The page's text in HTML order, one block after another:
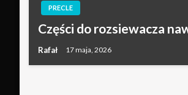
PRECLE
Części do rozsiewacza
Rafał 17 maja, 2026